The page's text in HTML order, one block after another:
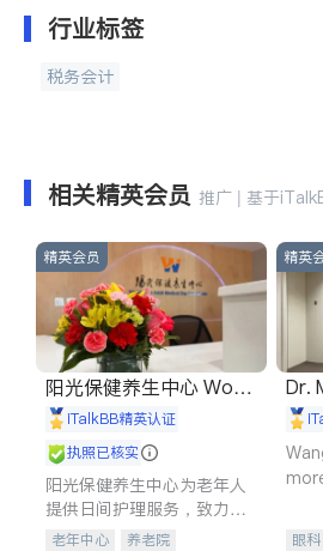
行业标签
税务会计
相关精英会员 推广 | 基于
精英会员
阳光保健养生中心 World
shine
iTalkBB精英认证
执照已核实
阳光保健养生中心为老年人
提供日间护理服务，致力于
通过持续的护理创新来有效
老年中心 养老院
精英
Dr.
眼科